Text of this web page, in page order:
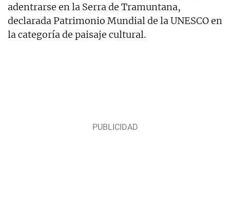
adentrarse en la Serra de Tramuntana,
declarada Patrimonio Mundial de la UNESCO en
la categoría de paisaje cultural.